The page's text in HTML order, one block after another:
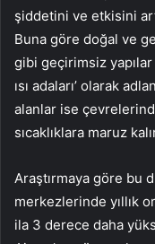
şiddetini ve etkisini
Buna göre doğal ve
gibi geçirimsiz
ısı adaları’ olarak
alanlar ise
sıcaklıklara maruz
Araştırmaya göre bu
merkezlerinde yıllık
ila 3 derece daha